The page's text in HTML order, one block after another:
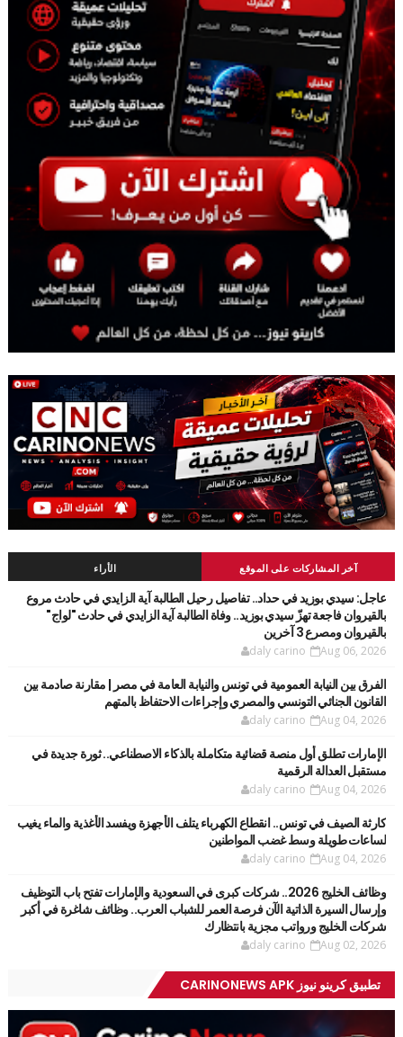
آخر المشاركات على الموقع الأراء
عاجل: سيدي بوزيد في حداد.. تفاصيل رحيل الطالبة آية الزايدي في حادث مروع
بالقيروان فاجعة تهزّ سيدي بوزيد.. وفاة الطالبة آية الزايدي في حادث "لواج"
بالقيروان ومصرع 3 آخرين
daly carino Aug 06, 2026
الفرق بين النيابة العمومية في تونس والنيابة العامة في مصر | مقارنة صادمة بين
القانون الجنائي التونسي والمصري وإجراءات الاحتفاظ بالمتهم
daly carino Aug 04, 2026
الإمارات تطلق أول منصة قضائية متكاملة بالذكاء الاصطناعي.. ثورة جديدة في
مستقبل العدالة الرقمية
daly carino Aug 04, 2026
كارثة الصيف في تونس.. انقطاع الكهرباء يتلف الأجهزة ويفسد الأغذية والماء يغيب
لساعات طويلة وسط غضب المواطنين
daly carino Aug 04, 2026
وظائف الخليج 2026.. شركات كبرى في السعودية والإمارات تفتح باب التوظيف
وإرسال السيرة الذاتية الآن فرصة العمر للشباب العرب.. وظائف شاغرة في أكبر
شركات الخليج ورواتب مجزية بانتظارك
daly carino Aug 02, 2026
تطبيق كرينو نيوز CARINONEWS APK